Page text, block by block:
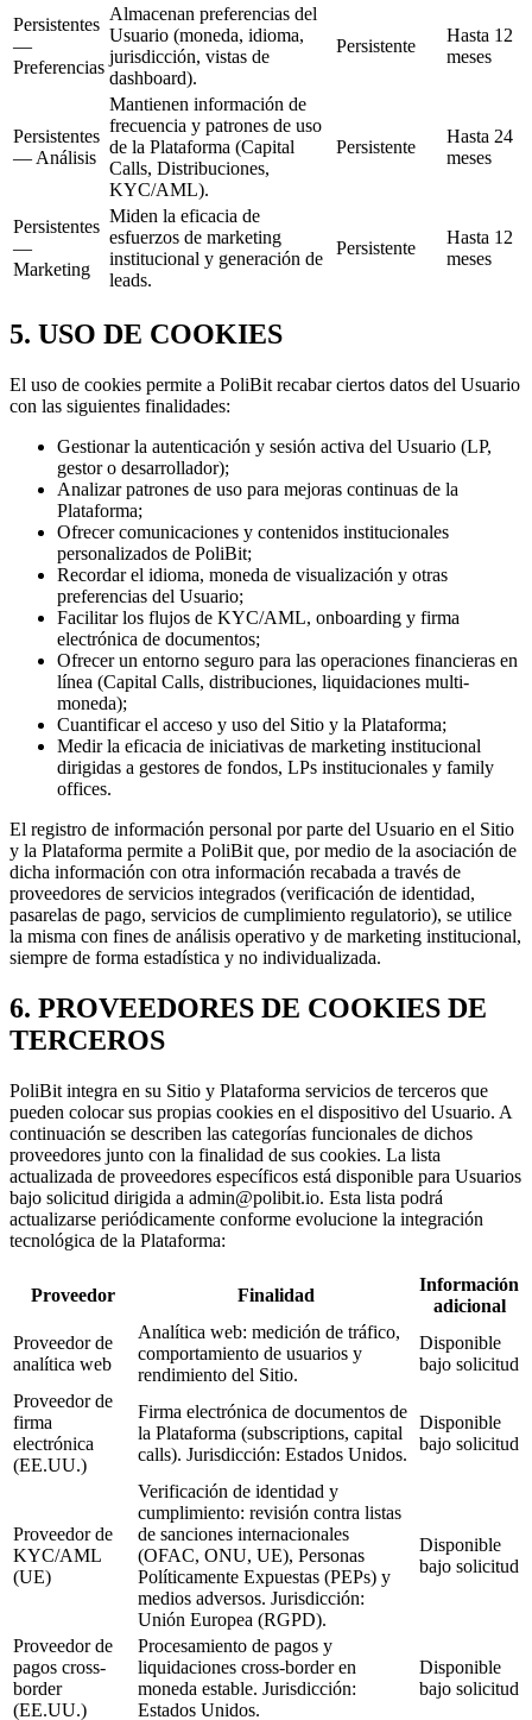
Persistentes
—
Preferencias
Almacenan preferencias del
Usuario (moneda, idioma,
jurisdicción, vistas de
dashboard).
Persistente
Hasta 12
meses
Persistentes
— Análisis
Mantienen información de
frecuencia y patrones de uso
de la Plataforma (Capital
Calls, Distribuciones,
KYC/AML).
Persistente
Hasta 24
meses
Persistentes
—
Marketing
Miden la eficacia de
esfuerzos de marketing
institucional y generación de
leads.
Persistente
Hasta 12
meses
5. USO DE COOKIES
El uso de cookies permite a PoliBit recabar ciertos datos del Usuario
con las siguientes finalidades:
Gestionar la autenticación y sesión activa del Usuario (LP,
gestor o desarrollador);
Analizar patrones de uso para mejoras continuas de la
Plataforma;
Ofrecer comunicaciones y contenidos institucionales
personalizados de PoliBit;
Recordar el idioma, moneda de visualización y otras
preferencias del Usuario;
Facilitar los flujos de KYC/AML, onboarding y firma
electrónica de documentos;
Ofrecer un entorno seguro para las operaciones financieras en
línea (Capital Calls, distribuciones, liquidaciones multi-
moneda);
Cuantificar el acceso y uso del Sitio y la Plataforma;
Medir la eficacia de iniciativas de marketing institucional
dirigidas a gestores de fondos, LPs institucionales y family
offices.
El registro de información personal por parte del Usuario en el Sitio
y la Plataforma permite a PoliBit que, por medio de la asociación de
dicha información con otra información recabada a través de
proveedores de servicios integrados (verificación de identidad,
pasarelas de pago, servicios de cumplimiento regulatorio), se utilice
la misma con fines de análisis operativo y de marketing institucional,
siempre de forma estadística y no individualizada.
6. PROVEEDORES DE COOKIES DE
TERCEROS
PoliBit integra en su Sitio y Plataforma servicios de terceros que
pueden colocar sus propias cookies en el dispositivo del Usuario. A
continuación se describen las categorías funcionales de dichos
proveedores junto con la finalidad de sus cookies. La lista
actualizada de proveedores específicos está disponible para Usuarios
bajo solicitud dirigida a admin@polibit.io. Esta lista podrá
actualizarse periódicamente conforme evolucione la integración
tecnológica de la Plataforma:
Proveedor Finalidad
Información
adicional
Proveedor de
analítica web
Analítica web: medición de tráfico,
comportamiento de usuarios y
rendimiento del Sitio.
Disponible
bajo solicitud
Proveedor de
firma
electrónica
(EE.UU.)
Firma electrónica de documentos de
la Plataforma (subscriptions, capital
calls). Jurisdicción: Estados Unidos.
Disponible
bajo solicitud
Proveedor de
KYC/AML
(UE)
Verificación de identidad y
cumplimiento: revisión contra listas
de sanciones internacionales
(OFAC, ONU, UE), Personas
Políticamente Expuestas (PEPs) y
medios adversos. Jurisdicción:
Unión Europea (RGPD).
Disponible
bajo solicitud
Proveedor de
pagos cross-
border
(EE.UU.)
Procesamiento de pagos y
liquidaciones cross-border en
moneda estable. Jurisdicción:
Estados Unidos.
Disponible
bajo solicitud